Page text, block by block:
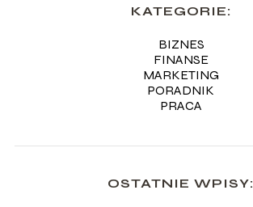
KATEGORIE:
BIZNES
FINANSE
MARKETING
PORADNIK
PRACA
OSTATNIE WPISY: